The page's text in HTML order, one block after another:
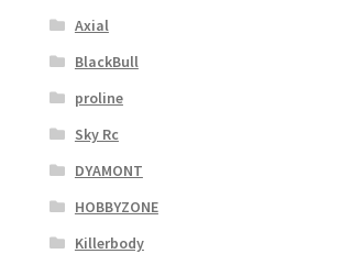
Axial
BlackBull
proline
Sky Rc
DYAMONT
HOBBYZONE
Killerbody